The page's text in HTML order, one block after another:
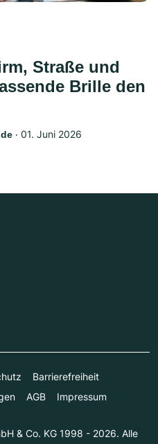
Straße und
Brille den
‧ 01. Juni 2026
Barrierefreiheit
AGB Impressum
& Co. KG 1998 - 2026. Alle